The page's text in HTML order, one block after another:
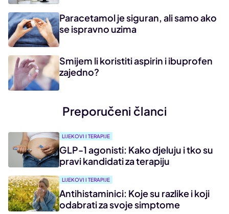
Paracetamol je siguran, ali samo ako
se ispravno uzima
Smijem li koristiti aspirin i ibuprofen
zajedno?
Preporučeni članci
LIJEKOVI I TERAPIJE
GLP-1 agonisti: Kako djeluju i tko su
pravi kandidati za terapiju
LIJEKOVI I TERAPIJE
Antihistaminici: Koje su razlike i koji
odabrati za svoje simptome